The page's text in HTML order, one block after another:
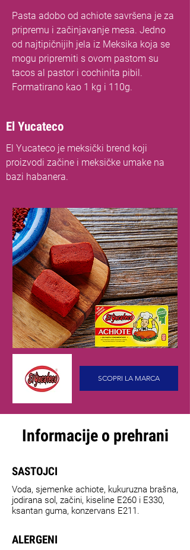
Pasta adobo od achiote savršena je za
pripremu i začinjavanje mesa. Jedno
od najtipičnijih jela iz Meksika koja se
mogu pripremiti s ovom pastom su
tacos al pastor i cochinita pibil.
Formatirano kao 1 kg i 110g.
El Yucateco
El Yucateco je meksički brend koji
proizvodi začine i meksičke umake na
bazi habanera.
SCOPRI LA MARCA
Informacije o prehrani
SASTOJCI
Voda, sjemenke achiote, kukuruzna brašna,
jodirana sol, začini, kiseline E260 i E330,
ksantan guma, konzervans E211.
ALERGENI